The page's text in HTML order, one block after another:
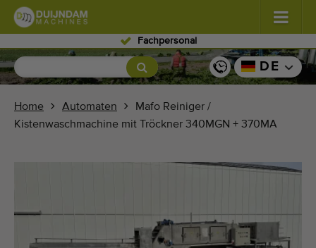
Fachpersonal
Blumen und Pflanzen (576)
Gewächshausgemüse (347)
DE
Home Automaten
Mafo Reiniger /
Kistenwaschmachine mit Tröckner 340MGN + 370MA